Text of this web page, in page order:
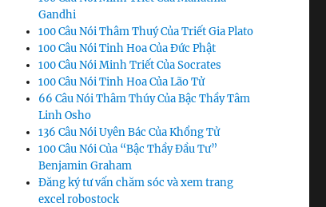
Gandhi
100 Câu Nói Thâm Thuý Của Triết Gia Plato
100 Câu Nói Tinh Hoa Của Đức Phật
100 Câu Nói Minh Triết Của Socrates
100 Câu Nói Tinh Hoa Của Lão Tử
66 Câu Nói Thâm Thúy Của Bậc Thầy Tâm
Linh Osho
136 Câu Nói Uyên Bác Của Khổng Tử
100 Câu Nói Của “Bậc Thầy Đầu Tư”
Benjamin Graham
Đăng ký tư vấn chăm sóc và xem trang
excel robostock